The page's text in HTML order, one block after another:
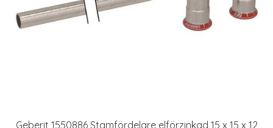
Geberit 1550886 Stamfördelare elförzinkad 15 x 15 x 12